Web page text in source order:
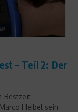
– Teil 2: Der
Bestzeit
Heibel sein